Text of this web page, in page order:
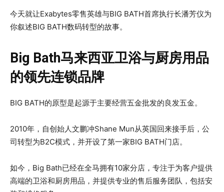
今天就让Exabytes零售英雄与BIG BATH首席执行长潘芳仪为
你叙述BIG BATH数码转型的故事。
Big Bath马来西亚卫浴与厨房用品
的领先连锁品牌
BIG BATH的原型是起源于主要经营五金批发的良发五金。
2010年，自创始人文鹏冲Shane Mun从英国回来接手后，公
司转型为B2C模式，并开设了第一家BIG BATH门店。
如今，Big Bath已经在全马拥有10家分店，专注于为客户提供
高端的卫浴和厨房用品，并提供专业的售后服务团队，包括安